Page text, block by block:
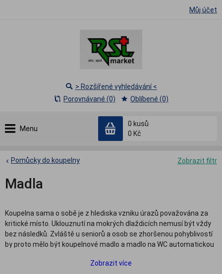
Můj účet
Menu
0 kusů
0 Kč
> Rozšířené vyhledávání <
Porovnávané (0)
Oblíbené (0)
Zobrazit filtr
Pomůcky do koupelny
Madla
Koupelna sama o sobě je z hlediska vzniku úrazů považována za
kritické místo. Uklouznutí na mokrých dlaždicích nemusí být vždy
bez následků. Zvláště u seniorů a osob se zhoršenou pohyblivostí
by proto mělo být koupelnové madlo a madlo na WC automatickou
toalety, ze sprchového koutu či vany a samozřejmě slouží i jako
Zobrazit více